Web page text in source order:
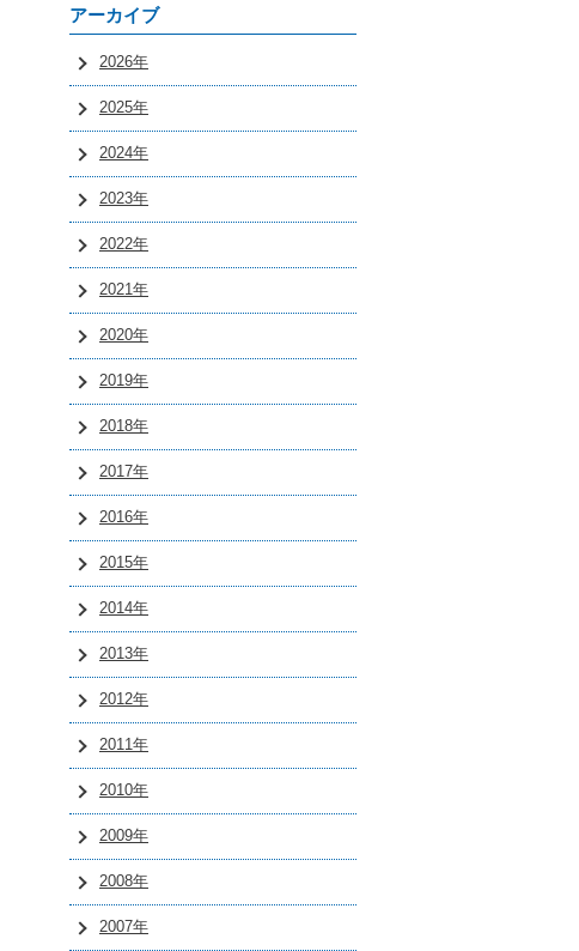
アーカイブ
2026年
2025年
2024年
2023年
2022年
2021年
2020年
2019年
2018年
2017年
2016年
2015年
2014年
2013年
2012年
2011年
2010年
2009年
2008年
2007年